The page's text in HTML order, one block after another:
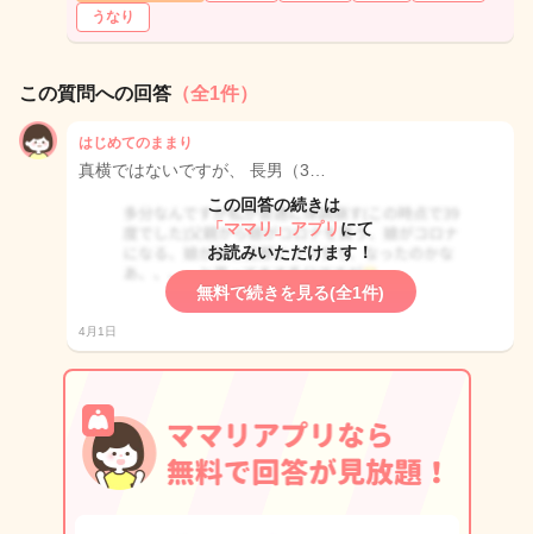
うなり
この質問への回答 （全1件）
はじめてのままり
真横ではないですが、 長男（3…
この回答の続きは
「ママリ」アプリ にて
お読みいただけます！
無料で続きを見る(全1件)
4月1日